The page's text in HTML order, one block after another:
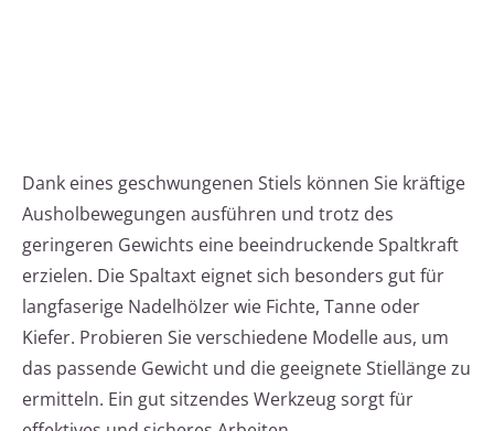
Dank eines geschwungenen Stiels können Sie kräftige
Ausholbewegungen ausführen und trotz des
geringeren Gewichts eine beeindruckende Spaltkraft
erzielen. Die Spaltaxt eignet sich besonders gut für
langfaserige Nadelhölzer wie Fichte, Tanne oder
Kiefer. Probieren Sie verschiedene Modelle aus, um
das passende Gewicht und die geeignete Stiellänge zu
ermitteln. Ein gut sitzendes Werkzeug sorgt für